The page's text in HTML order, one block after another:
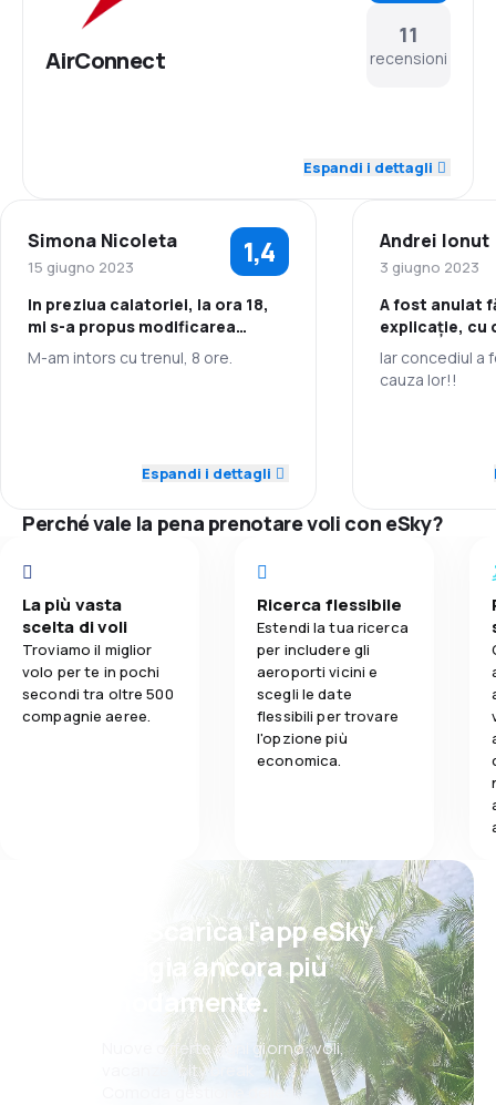
AirConnect
11
recensioni
Rete di rotte 2,6
Prezzi dei biglietti 2,2
Comfort di viaggio 2,8
Espandi i dettagli
Simona Nicoleta
15 giugno 2023 1,4
In preziua calatoriei, la ora 18,
mi s-a propus modificarea
biletului, zborul de intoacere
fiind la 20 min dupa zborul dus.
M-am intors cu trenul, 8 ore.
1,0
Rete di rotte 1,0
1,0
Comfort di viaggio 1,0
Trasporto del bagaglio 1,0
Pasti 1,0
Espandi i dettagli
Andrei Ionut
3 giugno 2023
A fost anulat
explicație, cu
înainte!
Iar concediul a
cauza lor!!
Rete di rotte
Comfort di
Trasporto
Perché vale la pena prenotare voli con eSky?
La più vasta
scelta di voli
Troviamo il miglior
volo per te in pochi
secondi tra oltre 500
compagnie aeree.
Ricerca flessibile
Estendi la tua ricerca
per includere gli
aeroporti vicini e
scegli le date
flessibili per trovare
l'opzione più
economica.
Psst! Scarica l'app eSky
e viaggia ancora più
comodamente.
Nuove offerte ogni giorno: voli,
vacanze, city break
Comoda gestione delle